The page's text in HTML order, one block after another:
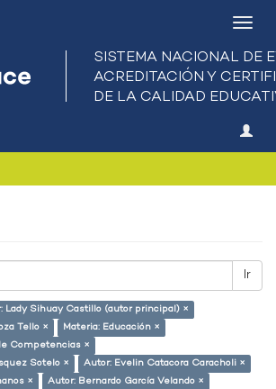
Ir
Lady Sihuay Castillo (autor principal) ×
Tello ×
Materia: Educación ×
Competencias ×
Sotelo ×
Autor: Evelin Catacora Caracholi ×
×
Autor: Bernardo García Velando ×